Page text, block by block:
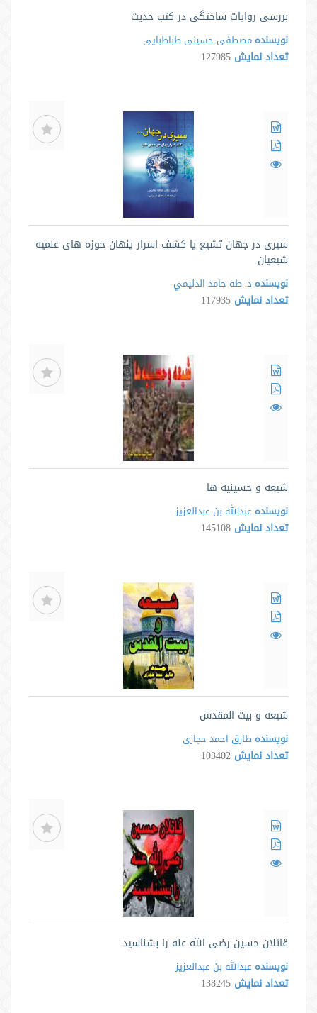
بررسی روایات ساختگی در کتب حدیث
نویسنده مصطفی حسینی طباطبایی
تعداد نمایش 127985
سیری در جهان تشیع یا کشف اسرار پنهان حوزه های علمیه
شیعیان
نویسنده د. طه حامد الدليمي
تعداد نمایش 117935
شیعه و حسینیه ها
نویسنده عبدالله بن عبدالعزیز
تعداد نمایش 145108
شیعه و بیت المقدس
نویسنده طارق احمد حجازی
تعداد نمایش 103402
قاتلان حسین رضی الله عنه را بشناسید
نویسنده عبدالله بن عبدالعزیز
تعداد نمایش 138245